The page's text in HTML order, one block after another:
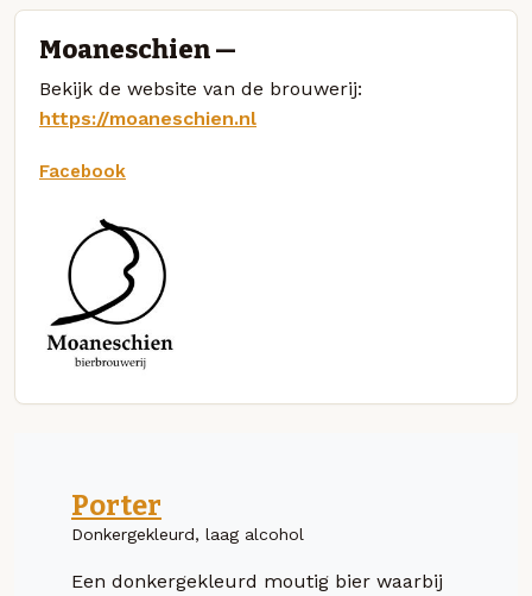
Moaneschien —
Bekijk de website van de brouwerij:
https://moaneschien.nl
Facebook
Porter
Donkergekleurd, laag alcohol
Een donkergekleurd moutig bier waarbij